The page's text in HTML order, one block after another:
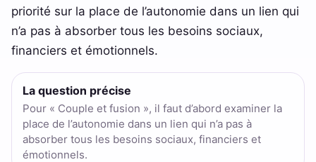
priorité sur la place de l’autonomie dans un lien qui
n’a pas à absorber tous les besoins sociaux,
financiers et émotionnels.
La question précise
Pour « Couple et fusion », il faut d’abord examiner la
place de l’autonomie dans un lien qui n’a pas à
absorber tous les besoins sociaux, financiers et
émotionnels.